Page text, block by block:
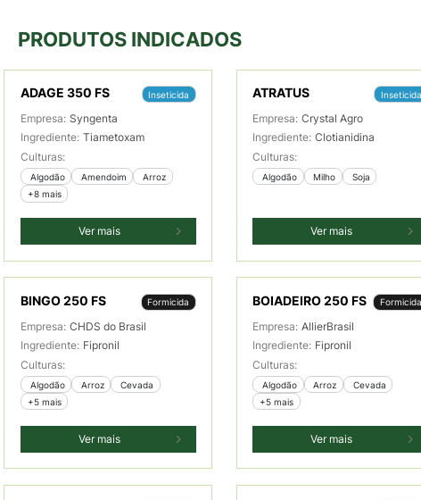
PRODUTOS INDICADOS
ADAGE 350 FS Inseticida
Empresa: Syngenta
Ingrediente: Tiametoxam
Culturas:
Algodão Amendoim
Arroz
+8 mais
Ver mais
ATRATUS Inseticida
Empresa: Crystal Agro
Ingrediente: Clotianidina
Culturas:
Algodão Milho Soja
Ver mais
BINGO 250 FS Formicida
Empresa: CHDS do Brasil
Ingrediente: Fipronil
Culturas:
Algodão Arroz
Cevada
+5 mais
Ver mais
BOIADEIRO 250 FS Formicida
Empresa: AllierBrasil
Ingrediente: Fipronil
Culturas:
Algodão Arroz
Cevada
+5 mais
Ver mais